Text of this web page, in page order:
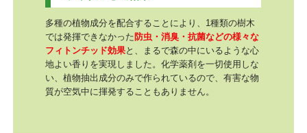
多種の植物成分を配合することにより、1種類の樹木
では発揮できなかった防虫・消臭・抗菌などの様々な
フィトンチッド効果と、まるで森の中にいるような心
地よい香りを実現しました。化学薬剤を一切使用しな
い、植物抽出成分のみで作られているので、有害な物
質が空気中に揮発することもありません。